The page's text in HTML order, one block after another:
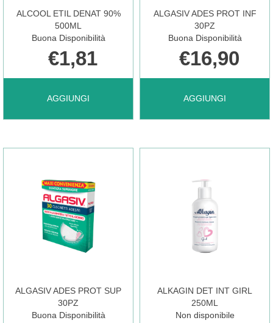
ALCOOL ETIL DENAT 90%
500ML
Buona Disponibilità
€1,81
AGGIUNGI
AGGIUNGI ALCOOL
DENAT
CARRELLO
ALGASIV ADES PROT INF
30PZ
Buona Disponibilità
€16,90
AGGIUNGI
AGGIUNGI ALGASIV
CARRELLO
ALGASIV ADES PROT SUP
30PZ
Buona Disponibilità
ALKAGIN DET INT GIRL
250ML
Non disponibile